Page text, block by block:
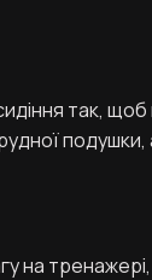
так, щоб
подушки,
на